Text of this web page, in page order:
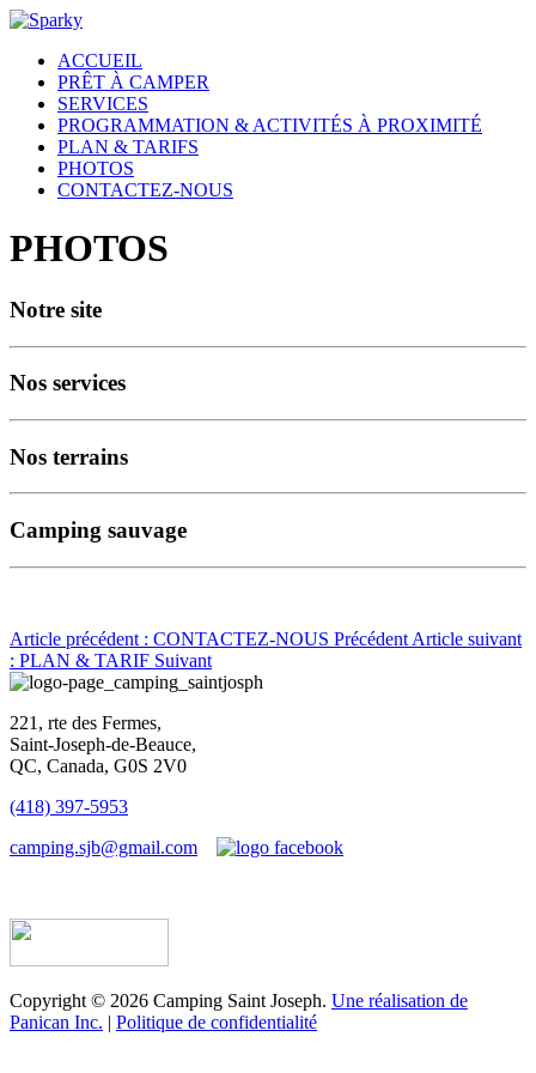
ACCUEIL
PRÊT À CAMPER
SERVICES
PROGRAMMATION & ACTIVITÉS À PROXIMITÉ
PLAN & TARIFS
PHOTOS
CONTACTEZ-NOUS
PHOTOS
Notre site
Nos services
Nos terrains
Camping sauvage
Article précédent : CONTACTEZ-NOUS Précédent Article suivant
: PLAN & TARIF Suivant
221, rte des Fermes,
Saint-Joseph-de-Beauce,
QC, Canada, G0S 2V0
(418) 397-5953
camping.sjb@gmail.com
Copyright © 2026 Camping Saint Joseph. Une réalisation de
Panican Inc. | Politique de confidentialité